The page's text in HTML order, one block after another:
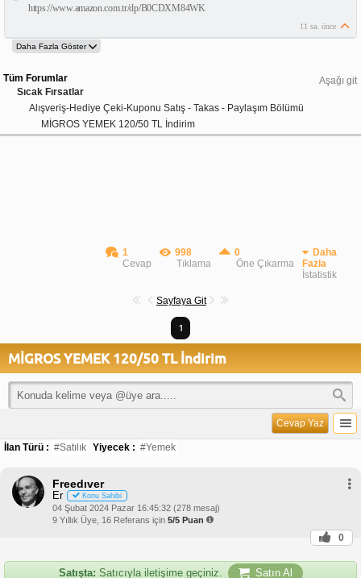
https://www.amazon.com.tr/dp/B0CDXM84WK
11 sa. önce
Aşağı git
Tüm Forumlar
Sıcak Fırsatlar
Alışveriş-Hediye Çeki-Kuponu Satış - Takas - Paylaşım Bölümü
MİGROS YEMEK 120/50 TL İndirim
1
Cevap
998
Tıklama
0
Öne Çıkarma
Daha
Fazla
İstatistik
Sayfaya Git
1
MİGROS YEMEK 120/50 TL İndirim
Cevap Yaz
İlan Türü : #Satılık Yiyecek : #Yemek
Freedıver
Er Konu Sahibi
04 Şubat 2024 Pazar 16:45:32 (278 mesaj)
9 Yıllık Üye, 16 Referans için 5/5 Puan
0
Satışta: Satıcıyla iletişime geçiniz. Satın Al